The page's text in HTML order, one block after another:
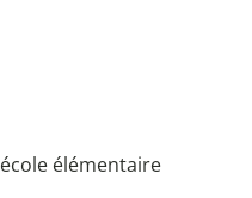
élémentaire